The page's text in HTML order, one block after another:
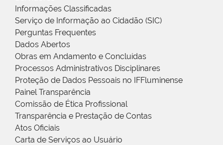
Informações Classificadas
Serviço de Informação ao Cidadão (SIC)
Perguntas Frequentes
Dados Abertos
Obras em Andamento e Concluídas
Processos Administrativos Disciplinares
Proteção de Dados Pessoais no IFFluminense
Painel Transparência
Comissão de Ética Profissional
Transparência e Prestação de Contas
Atos Oficiais
Carta de Serviços ao Usuário